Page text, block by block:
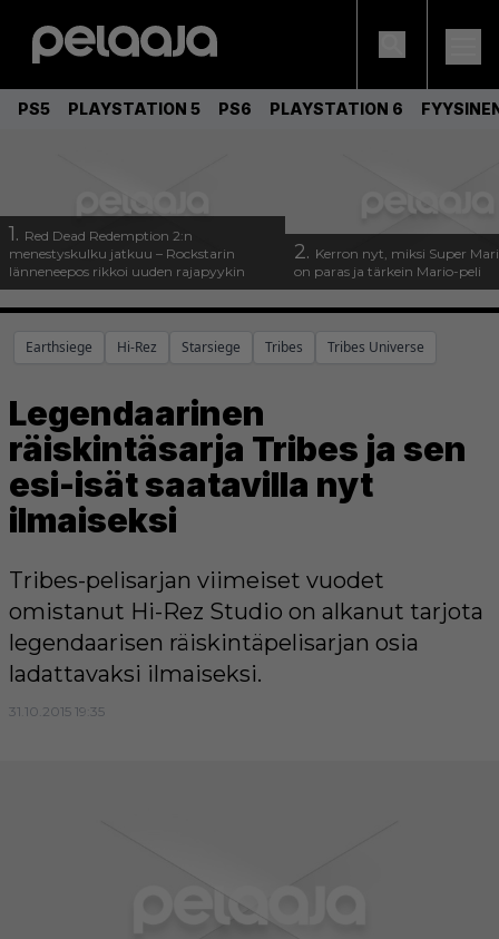
PS5 PLAYSTATION 5 PS6 PLAYSTATION 6
1. Red Dead Redemption 2:n
menestyskulku jatkuu – Rockstarin
länneneepos rikkoi uuden rajapyykin
2. Kerron nyt, miksi Super
on paras ja tärkein Mario-peli
Earthsiege Hi-Rez Starsiege Tribes Tribes Universe
Legendaarinen
räiskintäsarja Tribes ja sen
esi-isät saatavilla nyt
ilmaiseksi
Tribes-pelisarjan viimeiset vuodet
omistanut Hi-Rez Studio on alkanut tarjota
legendaarisen räiskintäpelisarjan osia
ladattavaksi ilmaiseksi.
31.10.2015 19:35